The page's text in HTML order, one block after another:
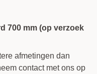
700 mm (op verzoek
afmetingen dan
contact met ons op